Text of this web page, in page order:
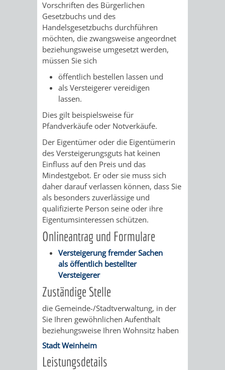
HILFE
MENSCHEN
MIT
BEHINDERUNG
MENSCHEN
MIT
DEMENZ
MIGRANTEN
/
FLÜCHTLINGE
BAUHERRENBERATUNG
GRUNDSTÜCKSWERTERMITTLUNG
DENKMALSCHUTZ
AUFGABEN
DER
UNTEREN
DENKMALSCHUTZBEHÖRDE
STEUERVORTEILE
SATZUNGEN
IM
BEREICH
DENKMALSCHUTZ
GENEHMIGUNGSVERFAHREN
TAG
DES
DENKMALS
VERKAUF
STÄDTISCHER
BAUPLÄTZE
VERKAUF
STÄDTISCHER
HÄUSER
/
LIEGENSCHAFTEN
ABWASSERBESEITIGUNG
ERSCHLIESSUNGSBEITRAG
BERATUNGSERGEBNISSE
TAGESORDNUNG
/
SITZUNGSUNTERLAGEN
UMLEGUNGSAUSSCHUSS
BERATENDE
RATHAUS
BÜRGERMEISTER
/
DEZERNATE
ÄMTER
UND
DENKMALSCHUTZ
SPORT
Vorschriften des Bürgerlichen
Gesetzbuchs und des
Handelsgesetzbuchs durchführen
möchten, die zwangsweise angeordnet
beziehungsweise umgesetzt werden,
müssen Sie sich
öffentlich bestellen lassen und
als Versteigerer vereidigen
lassen.
Dies gilt beispielsweise für
Pfandverkäufe oder Notverkäufe.
Der Eigentümer oder die Eigentümerin
des Versteigerungsguts hat keinen
Einfluss auf den Preis und das
Mindestgebot. Er oder sie muss sich
daher darauf verlassen können, dass Sie
als besonders zuverlässige und
qualifizierte Person seine oder ihre
Eigentumsinteressen schützen.
Onlineantrag und Formulare
Versteigerung fremder Sachen
als öffentlich bestellter
Versteigerer
Zuständige Stelle
die Gemeinde-/Stadtverwaltung, in der
Sie Ihren gewöhnlichen Aufenthalt
beziehungsweise Ihren Wohnsitz haben
Stadt Weinheim
Leistungsdetails